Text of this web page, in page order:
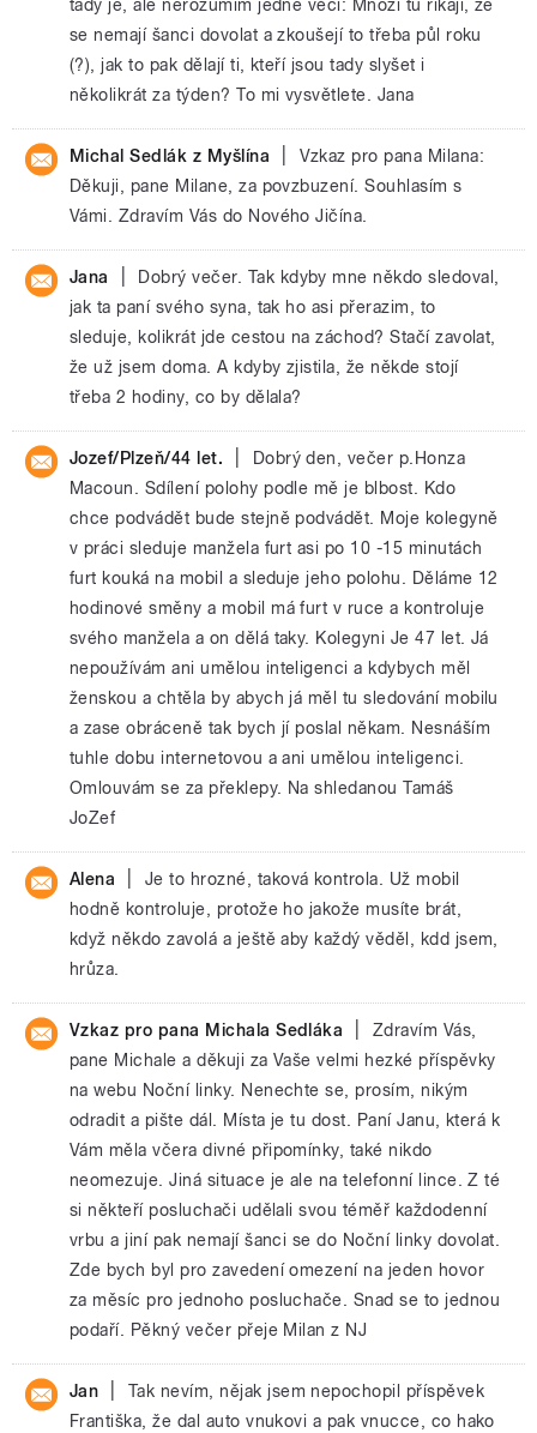
tady je, ale nerozumím jedné věci: Mnozí tu říkají, že
se nemají šanci dovolat a zkoušejí to třeba půl roku
(?), jak to pak dělají ti, kteří jsou tady slyšet i
několikrát za týden? To mi vysvětlete. Jana
Michal Sedlák z Myšlína
Vzkaz pro pana Milana:
Děkuji, pane Milane, za povzbuzení. Souhlasím s
Vámi. Zdravím Vás do Nového Jičína.
Jana
Dobrý večer. Tak kdyby mne někdo sledoval,
jak ta paní svého syna, tak ho asi přerazim, to
sleduje, kolikrát jde cestou na záchod? Stačí zavolat,
že už jsem doma. A kdyby zjistila, že někde stojí
třeba 2 hodiny, co by dělala?
Jozef/Plzeň/44 let.
Dobrý den, večer p.Honza
Macoun. Sdílení polohy podle mě je blbost. Kdo
chce podvádět bude stejně podvádět. Moje kolegyně
v práci sleduje manžela furt asi po 10 -15 minutách
furt kouká na mobil a sleduje jeho polohu. Děláme 12
hodinové směny a mobil má furt v ruce a kontroluje
svého manžela a on dělá taky. Kolegyni Je 47 let. Já
nepoužívám ani umělou inteligenci a kdybych měl
ženskou a chtěla by abych já měl tu sledování mobilu
a zase obráceně tak bych jí poslal někam. Nesnáším
tuhle dobu internetovou a ani umělou inteligenci.
Omlouvám se za překlepy. Na shledanou Tamáš
JoZef
Alena
Je to hrozné, taková kontrola. Už mobil
hodně kontroluje, protože ho jakože musíte brát,
když někdo zavolá a ještě aby každý věděl, kdd jsem,
hrůza.
Vzkaz pro pana Michala Sedláka
Zdravím Vás,
pane Michale a děkuji za Vaše velmi hezké příspěvky
na webu Noční linky. Nenechte se, prosím, nikým
odradit a pište dál. Místa je tu dost. Paní Janu, která k
Vám měla včera divné připomínky, také nikdo
neomezuje. Jiná situace je ale na telefonní lince. Z té
si někteří posluchači udělali svou téměř každodenní
vrbu a jiní pak nemají šanci se do Noční linky dovolat.
Zde bych byl pro zavedení omezení na jeden hovor
za měsíc pro jednoho posluchače. Snad se to jednou
podaří. Pěkný večer přeje Milan z NJ
Jan
Tak nevím, nějak jsem nepochopil příspěvek
Františka, že dal auto vnukovi a pak vnucce, co hako